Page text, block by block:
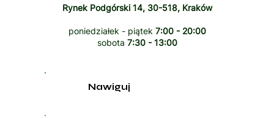
Rynek Podgórski 14, 30-518, Kraków
poniedziałek - piątek 7:00 - 20:00
sobota 7:30 - 13:00
Nawiguj